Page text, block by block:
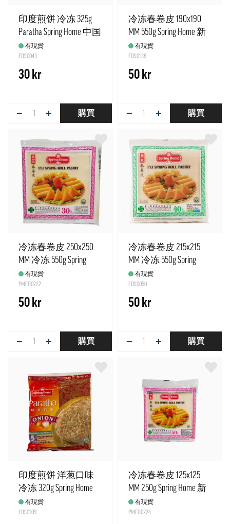
印度煎饼 冷冻 325g
Paratha Spring Home 中国
有現貨
FDS0043
30 kr
− + 購買
冷冻春卷皮 190x190
MM 550g Spring Home 新
加坡有現貨
FDS0138
50 kr
− + 購買
冷冻春卷皮 250x250
MM 冷冻 550g Spring
Home 新加坡
有現貨
PMFD0222
50 kr
− + 購買
冷冻春卷皮 215x215
MM 冷冻 550g Spring
Home 新加坡
有現貨
FDS0050
50 kr
− + 購買
印度煎饼 洋葱口味
冷冻 320g Spring Home
新加玻
有現貨
FDS0109
冷冻春卷皮 125x125
MM 250g Spring Home 新
加坡有現貨
PMFD0224